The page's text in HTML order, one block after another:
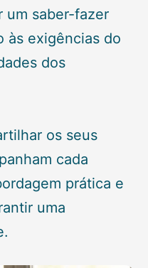
um saber-fazer
às exigências do
dos
os seus
cada
prática e
uma